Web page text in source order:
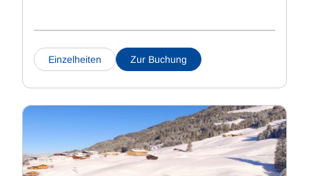
Einzelheiten Zur Buchung